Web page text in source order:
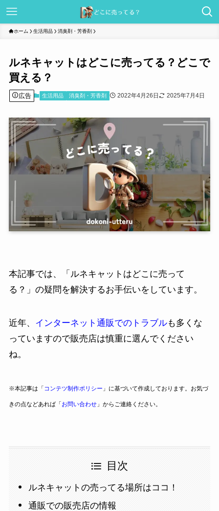
ホーム 生活用品 消臭剤・芳香剤
ルネキャットはどこに売ってる？どこで
買える？
広告 生活用品 消臭剤・芳香剤 2022年4月26日 2025年7月4日
本記事では、「ルネキャットはどこに売って
る？」の疑問を解決するお手伝いをしています。
近年、 インターネット通販でのトラブルも多くな
っていますので販売店は慎重に選んでください
ね。
※本記事は「 コンテツ制作ポリシー 」に基づいて作成しております。お気づ
きの点などあれば「 お問い合わせ」からご連絡ください。
目次
ルネキャットの売ってる場所はココ！
通販での販売店の情報